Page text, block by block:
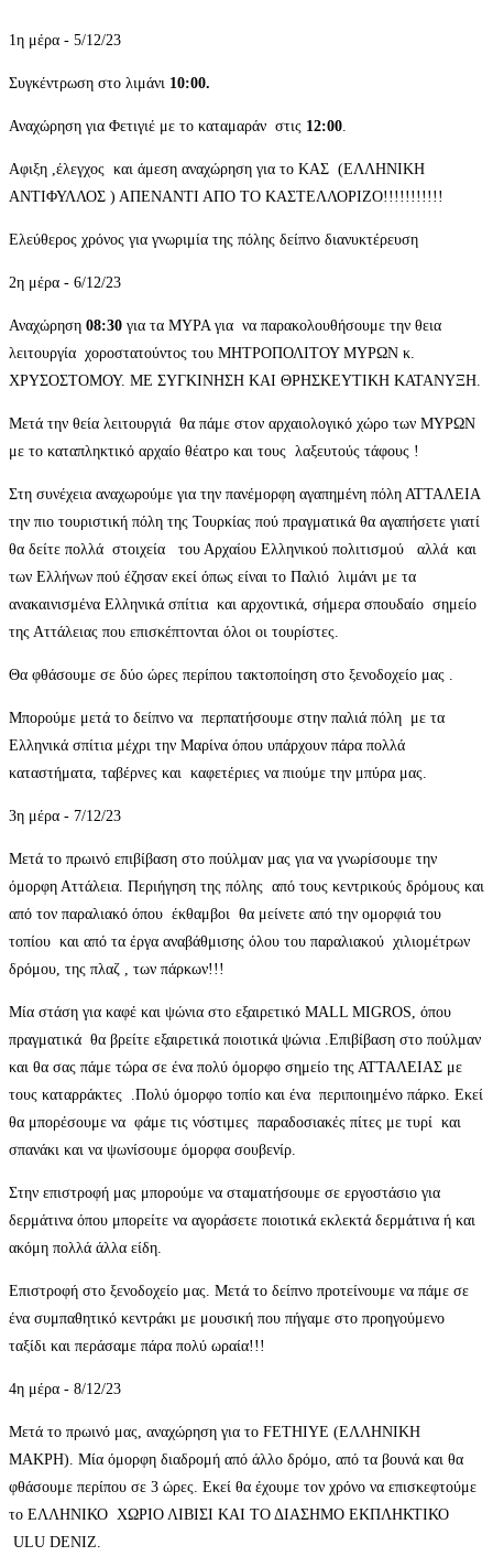
1η μέρα - 5/12/23
Συγκέντρωση στο λιμάνι 10:00.
Αναχώρηση για Φετιγιέ με το καταμαράν στις 12:00
Αφιξη ,έλεγχος και άμεση αναχώρηση για το ΚΑΣ (ΕΛΛΗΝΙΚΗ
ΑΝΤΙΦΥΛΛΟΣ ) ΑΠΕΝΑΝΤΙ ΑΠΟ ΤΟ ΚΑΣΤΕΛΛΟΡΙΖΟ!!!!!!!!!!!
Ελεύθερος χρόνος για γνωριμία της πόλης δείπνο διανυκτέρευση
2η μέρα - 6/12/23
Αναχώρηση 08:30 για τα ΜΥΡΑ για να παρακολουθήσουμε την θεια
λειτουργία χοροστατούντος του ΜΗΤΡΟΠΟΛΙΤΟΥ ΜΥΡΩΝ κ.
ΧΡΥΣΟΣΤΟΜΟΥ. ΜΕ ΣΥΓΚΙΝΗΣΗ ΚΑΙ ΘΡΗΣΚΕΥΤΙΚΗ ΚΑΤΑΝΥΞΗ.
Μετά την θεία λειτουργιά θα πάμε στον αρχαιολογικό χώρο των ΜΥΡΩΝ
με το καταπληκτικό αρχαίο θέατρο και τους λαξευτούς τάφους !
Στη συνέχεια αναχωρούμε για την πανέμορφη αγαπημένη πόλη ΑΤΤΑΛΕΙΑ
την πιο τουριστική πόλη της Τουρκίας πού πραγματικά θα αγαπήσετε γιατί
θα δείτε πολλά στοιχεία του Αρχαίου Ελληνικού πολιτισμού αλλά και
των Ελλήνων πού έζησαν εκεί όπως είναι το Παλιό λιμάνι με τα
ανακαινισμένα Ελληνικά σπίτια και αρχοντικά, σήμερα σπουδαίο σημείο
της Αττάλειας που επισκέπτονται όλοι οι τουρίστες.
Θα φθάσουμε σε δύο ώρες περίπου τακτοποίηση στο ξενοδοχείο μας .
Μπορούμε μετά το δείπνο να περπατήσουμε στην παλιά πόλη με τα
Ελληνικά σπίτια μέχρι την Μαρίνα όπου υπάρχουν πάρα πολλά
καταστήματα, ταβέρνες και καφετέριες να πιούμε την μπύρα μας.
3η μέρα - 7/12/23
Μετά το πρωινό επιβίβαση στο πούλμαν μας για να γνωρίσουμε την
όμορφη Αττάλεια. Περιήγηση της πόλης από τους κεντρικούς δρόμους και
από τον παραλιακό όπου έκθαμβοι θα μείνετε από την ομορφιά του
τοπίου και από τα έργα αναβάθμισης όλου του παραλιακού χιλιομέτρων
δρόμου, της πλαζ , των πάρκων!!!
Μία στάση για καφέ και ψώνια στο εξαιρετικό ΜALL MIGROS, όπου
πραγματικά θα βρείτε εξαιρετικά ποιοτικά ψώνια .Επιβίβαση στο πούλμαν
και θα σας πάμε τώρα σε ένα πολύ όμορφο σημείο της ΑΤΤΑΛΕΙΑΣ με
τους καταρράκτες .Πολύ όμορφο τοπίο και ένα περιποιημένο πάρκο. Εκεί
θα μπορέσουμε να φάμε τις νόστιμες παραδοσιακές πίτες με τυρί και
σπανάκι και να ψωνίσουμε όμορφα σουβενίρ.
Στην επιστροφή μας μπορούμε να σταματήσουμε σε εργοστάσιο για
δερμάτινα όπου μπορείτε να αγοράσετε ποιοτικά εκλεκτά δερμάτινα ή και
ακόμη πολλά άλλα είδη.
Επιστροφή στο ξενοδοχείο μας. Μετά το δείπνο προτείνουμε να πάμε σε
ένα συμπαθητικό κεντράκι με μουσική που πήγαμε στο προηγούμενο
ταξίδι και περάσαμε πάρα πολύ ωραία!!!
4η μέρα - 8/12/23
Μετά το πρωινό μας, αναχώρηση για το FETHIYE (ΕΛΛΗΝΙΚΗ
ΜΑΚΡΗ). Μία όμορφη διαδρομή από άλλο δρόμο, από τα βουνά και θα
φθάσουμε περίπου σε 3 ώρες. Εκεί θα έχουμε τον χρόνο να επισκεφτούμε
το ΕΛΛΗΝΙΚΟ ΧΩΡΙΟ ΛΙΒΙΣΙ ΚΑΙ ΤΟ ΔΙΑΣΗΜΟ ΕΚΠΛΗΚΤΙΚΟ
ULU DENIZ.